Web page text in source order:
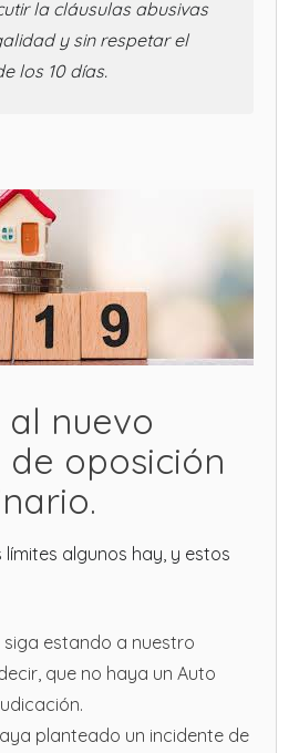
la cláusulas abusivas
y sin respetar el
los 10 días.
al nuevo
oposición
algunos hay, y estos
siga estando a nuestro
que no haya un Auto
planteado un incidente de